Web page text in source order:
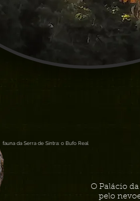
O Palácio
pelo
fauna da Serra de Sintra: o Bufo Real